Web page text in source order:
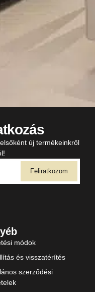
új termékeinkről
Feliratkozom
módok
és visszatérítés
szerződési